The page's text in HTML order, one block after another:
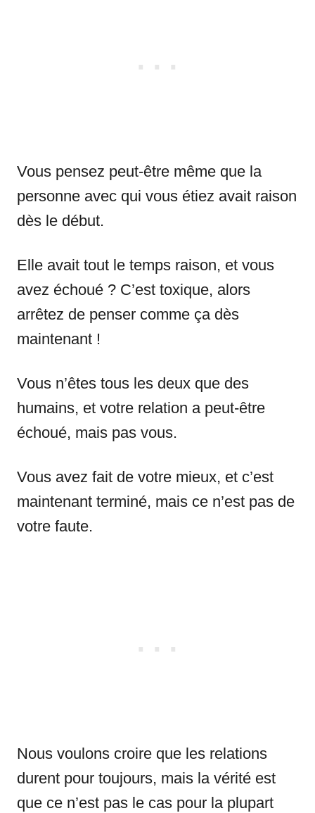
Vous pensez peut-être même que la
personne avec qui vous étiez avait raison
dès le début.
Elle avait tout le temps raison, et vous
avez échoué ? C’est toxique, alors
arrêtez de penser comme ça dès
maintenant !
Vous n’êtes tous les deux que des
humains, et votre relation a peut-être
échoué, mais pas vous.
Vous avez fait de votre mieux, et c’est
maintenant terminé, mais ce n’est pas de
votre faute.
Nous voulons croire que les relations
durent pour toujours, mais la vérité est
que ce n’est pas le cas pour la plupart